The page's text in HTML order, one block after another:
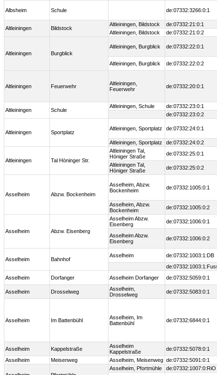
Albsheim Schule de:07332:3266:0:1
Altleiningen Bildstock
Altleiningen, Bildstock
de:07332:21:0:1
Altleiningen, Bildstock
de:07332:21:0:2
Altleiningen Burgblick
Altleiningen, Burgblick de:07332:22:0:1
Altleiningen, Burgblick de:07332:22:0:2
Altleiningen Feuerwehr
Altleiningen,
Feuerwehr
de:07332:20:0:1
Altleiningen Schule
Altleiningen, Schule
de:07332:23:0:1
de:07332:23:0:2
Altleiningen Sportplatz
Altleiningen, Sportplatz de:07332:24:0:1
Altleiningen, Sportplatz de:07332:24:0:2
Altleiningen Tal Höninger Str.
Altleiningen Tal,
Höniger Straße
de:07332:25:0:1
Altleiningen Tal,
Höniger Straße
de:07332:25:0:2
Asselheim Abzw. Bockenheim
Asselheim, Abzw.
Bockenheim
de:07332:1005:0:1
Asselheim, Abzw.
Bockenheim
de:07332:1005:0:2
Asselheim Abzw. Eisenberg
Asselheim Abzw.
Eisenberg
de:07332:1006:0:1
Asselheim Abzw.
Eisenberg
de:07332:1006:0:2
Asselheim Bahnhof
Asselheim
de:07332:1003:1:DB
Asselheim
Dorfanger Asselheim Dorfanger de:07332:5059:0:1
Asselheim Drosselweg
Asselheim,
Drosselweg
de:07332:5083:0:1
Asselheim Im Battenbühl
Asselheim, Im
Battenbühl
de:07332:6844:0:1
Asselheim Kappelstraße
Asselheim
Kappelstraße
de:07332:5078:0:1
Asselheim
Meisenweg Asselheim, Meisenweg de:07332:5091:0:1
Asselheim, Pfortmühle
de:07332:1007:0:RiO